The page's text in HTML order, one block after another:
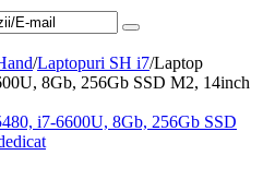
/Laptopuri SH i7/Laptop
8Gb, 256Gb SSD M2, 14inch